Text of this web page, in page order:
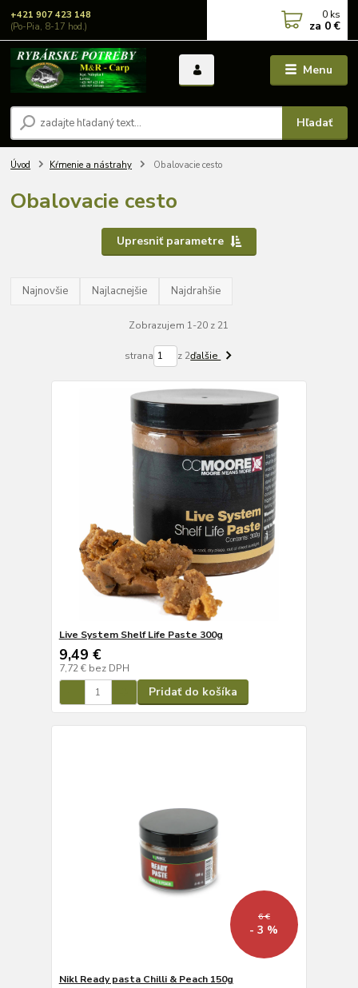
Menu
Hľadať
+421 907 423 148
(Po-Pia, 8-17 hod.)
0 ks
za 0 €
Úvod Kŕmenie a nástrahy Obalovacie cesto
Obalovacie cesto
Upresniť parametre
Najnovšie Najlacnejšie Najdrahšie
Zobrazujem 1-20 z 21
strana z 2ďalšie
Live System Shelf Life Paste 300g
9,49 €
7,72 € bez DPH
Pridať do košíka
6 €
- 3 %
Nikl Ready pasta Chilli & Peach 150g